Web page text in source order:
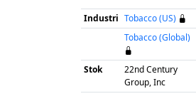
Industri Tobacco (US)
Tobacco (Global)
Stok
22nd Century
Group, Inc